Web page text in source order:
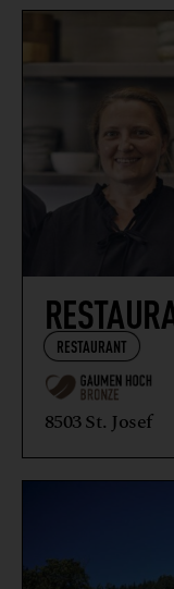
RESTAURANT
8503 St. Josef